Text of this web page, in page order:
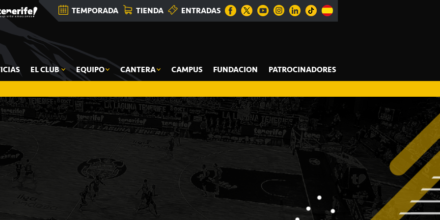
TEMPORADA TIENDA ENTRADAS
EL CLUB EQUIPO CANTERA CAMPUS FUNDACION PATROCINADORES